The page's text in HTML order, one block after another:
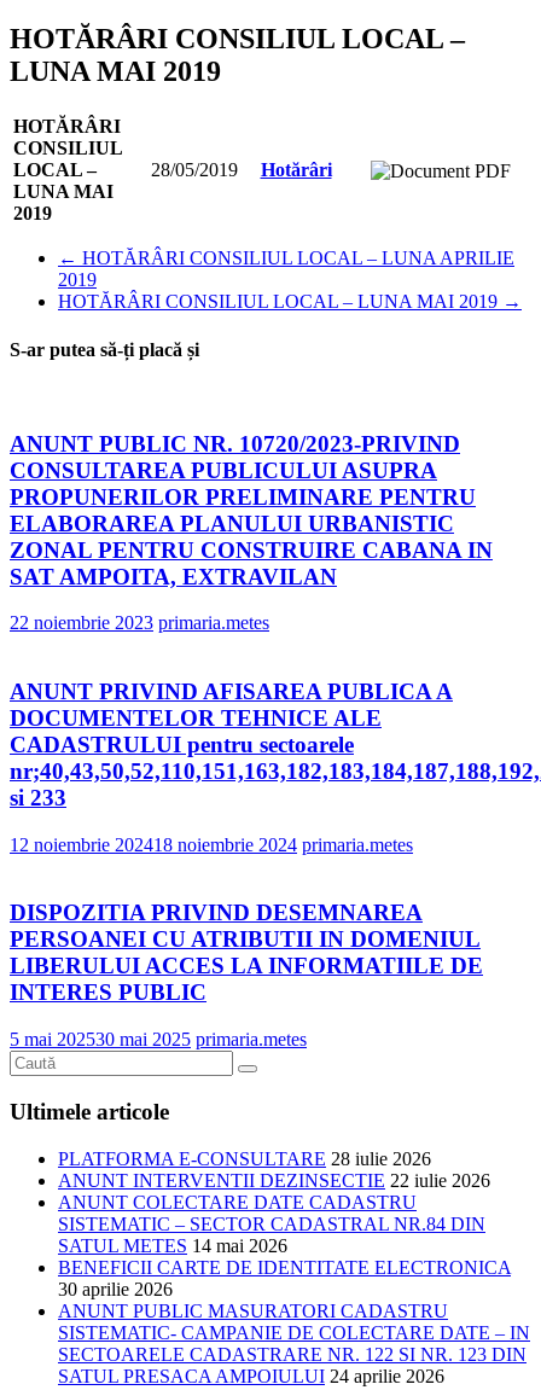
HOTĂRÂRI CONSILIUL LOCAL –
LUNA MAI 2019
HOTĂRÂRI
CONSILIUL
LOCAL –
LUNA MAI
2019
28/05/2019 Hotărâri
← HOTĂRÂRI CONSILIUL LOCAL – LUNA APRILIE
2019
HOTĂRÂRI CONSILIUL LOCAL – LUNA MAI 2019 →
S-ar putea să-ți placă și
ANUNT PUBLIC NR. 10720/2023-PRIVIND
CONSULTAREA PUBLICULUI ASUPRA
PROPUNERILOR PRELIMINARE PENTRU
ELABORAREA PLANULUI URBANISTIC
ZONAL PENTRU CONSTRUIRE CABANA IN
SAT AMPOITA, EXTRAVILAN
22 noiembrie 2023 primaria.metes
ANUNT PRIVIND AFISAREA PUBLICA A
DOCUMENTELOR TEHNICE ALE
CADASTRULUI pentru sectoarele
si 233
12 noiembrie 202418 noiembrie 2024 primaria.metes
DISPOZITIA PRIVIND DESEMNAREA
PERSOANEI CU ATRIBUTII IN DOMENIUL
LIBERULUI ACCES LA INFORMATIILE DE
INTERES PUBLIC
5 mai 202530 mai 2025 primaria.metes
Ultimele articole
PLATFORMA E-CONSULTARE 28 iulie 2026
ANUNT INTERVENTII DEZINSECTIE 22 iulie 2026
ANUNT COLECTARE DATE CADASTRU
SISTEMATIC – SECTOR CADASTRAL NR.84 DIN
SATUL METES 14 mai 2026
BENEFICII CARTE DE IDENTITATE ELECTRONICA
30 aprilie 2026
ANUNT PUBLIC MASURATORI CADASTRU
SISTEMATIC- CAMPANIE DE COLECTARE DATE – IN
SECTOARELE CADASTRARE NR. 122 SI NR. 123 DIN
SATUL PRESACA AMPOIULUI 24 aprilie 2026